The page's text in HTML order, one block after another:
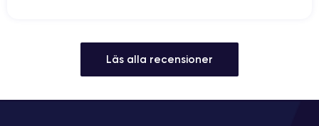
Läs alla recensioner